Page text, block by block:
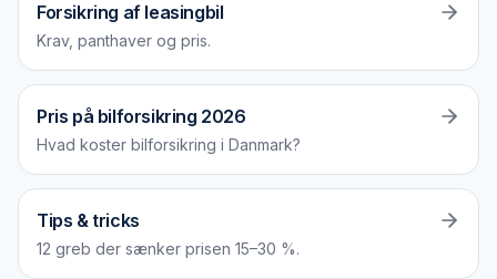
Forsikring af leasingbil
Krav, panthaver og pris.
Pris på bilforsikring 2026
Hvad koster bilforsikring i Danmark?
Tips & tricks
12 greb der sænker prisen 15–30 %.